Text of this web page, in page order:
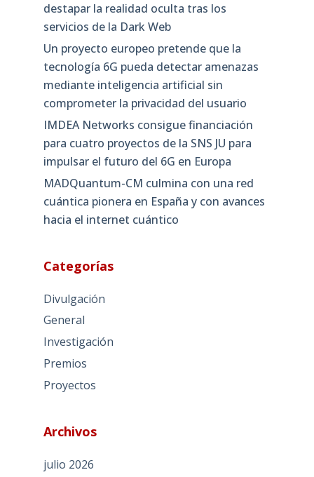
destapar la realidad oculta tras los
servicios de la Dark Web
Un proyecto europeo pretende que la
tecnología 6G pueda detectar amenazas
mediante inteligencia artificial sin
comprometer la privacidad del usuario
IMDEA Networks consigue financiación
para cuatro proyectos de la SNS JU para
impulsar el futuro del 6G en Europa
MADQuantum-CM culmina con una red
cuántica pionera en España y con avances
hacia el internet cuántico
Categorías
Divulgación
General
Investigación
Premios
Proyectos
Archivos
julio 2026